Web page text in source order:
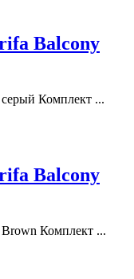
Balcony
Комплект ...
Balcony
Комплект ...